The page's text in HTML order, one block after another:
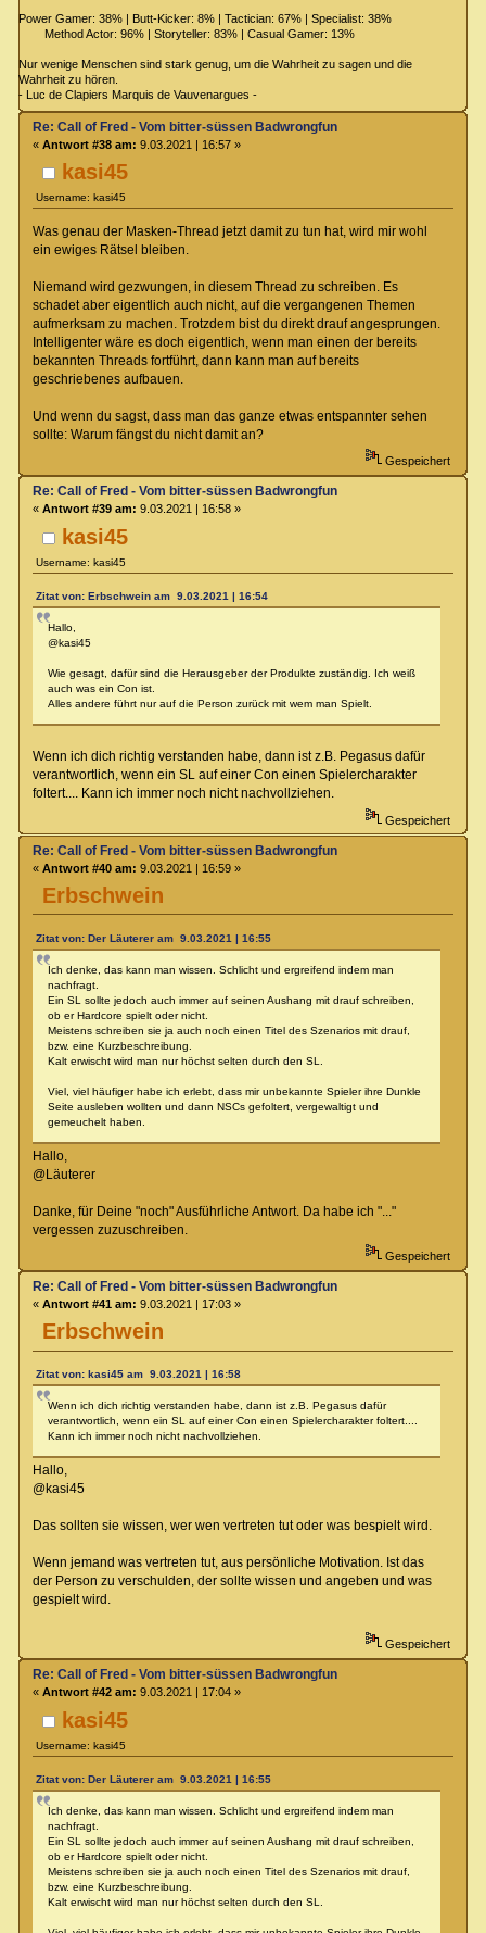
Power Gamer: 38% | Butt-Kicker: 8% | Tactician: 67% | Specialist: 38%
Method Actor: 96% | Storyteller: 83% | Casual Gamer: 13%
Nur wenige Menschen sind stark genug, um die Wahrheit zu sagen und die
Wahrheit zu hören.
- Luc de Clapiers Marquis de Vauvenargues -
kasi45
Username: kasi45
Re: Call of Fred - Vom bitter-süssen Badwrongfun
« Antwort #38 am: 9.03.2021 | 16:57 »
Was genau der Masken-Thread jetzt damit zu tun hat, wird mir wohl
ein ewiges Rätsel bleiben.
Niemand wird gezwungen, in diesem Thread zu schreiben. Es
schadet aber eigentlich auch nicht, auf die vergangenen Themen
aufmerksam zu machen. Trotzdem bist du direkt drauf angesprungen.
Intelligenter wäre es doch eigentlich, wenn man einen der bereits
bekannten Threads fortführt, dann kann man auf bereits
geschriebenes aufbauen.
Und wenn du sagst, dass man das ganze etwas entspannter sehen
sollte: Warum fängst du nicht damit an?
Gespeichert
kasi45
Username: kasi45
Re: Call of Fred - Vom bitter-süssen Badwrongfun
« Antwort #39 am: 9.03.2021 | 16:58 »
Zitat von: Erbschwein am 9.03.2021 | 16:54
Hallo,
@kasi45
Wie gesagt, dafür sind die Herausgeber der Produkte zuständig. Ich weiß
auch was ein Con ist.
Alles andere führt nur auf die Person zurück mit wem man Spielt.
Wenn ich dich richtig verstanden habe, dann ist z.B. Pegasus dafür
verantwortlich, wenn ein SL auf einer Con einen Spielercharakter
foltert.... Kann ich immer noch nicht nachvollziehen.
Gespeichert
Erbschwein
Re: Call of Fred - Vom bitter-süssen Badwrongfun
« Antwort #40 am: 9.03.2021 | 16:59 »
Zitat von: Der Läuterer am 9.03.2021 | 16:55
Ich denke, das kann man wissen. Schlicht und ergreifend indem man
nachfragt.
Ein SL sollte jedoch auch immer auf seinen Aushang mit drauf schreiben,
ob er Hardcore spielt oder nicht.
Meistens schreiben sie ja auch noch einen Titel des Szenarios mit drauf,
bzw. eine Kurzbeschreibung.
Kalt erwischt wird man nur höchst selten durch den SL.
Viel, viel häufiger habe ich erlebt, dass mir unbekannte Spieler ihre Dunkle
Seite ausleben wollten und dann NSCs gefoltert, vergewaltigt und
gemeuchelt haben.
Hallo,
@Läuterer
Danke, für Deine "noch" Ausführliche Antwort. Da habe ich "..."
vergessen zuzuschreiben.
Gespeichert
Erbschwein
Re: Call of Fred - Vom bitter-süssen Badwrongfun
« Antwort #41 am: 9.03.2021 | 17:03 »
Zitat von: kasi45 am 9.03.2021 | 16:58
Wenn ich dich richtig verstanden habe, dann ist z.B. Pegasus dafür
verantwortlich, wenn ein SL auf einer Con einen Spielercharakter foltert....
Kann ich immer noch nicht nachvollziehen.
Hallo,
@kasi45
Das sollten sie wissen, wer wen vertreten tut oder was bespielt wird.
Wenn jemand was vertreten tut, aus persönliche Motivation. Ist das
der Person zu verschulden, der sollte wissen und angeben und was
gespielt wird.
Gespeichert
kasi45
Username: kasi45
Re: Call of Fred - Vom bitter-süssen Badwrongfun
« Antwort #42 am: 9.03.2021 | 17:04 »
Zitat von: Der Läuterer am 9.03.2021 | 16:55
Ich denke, das kann man wissen. Schlicht und ergreifend indem man
nachfragt.
Ein SL sollte jedoch auch immer auf seinen Aushang mit drauf schreiben,
ob er Hardcore spielt oder nicht.
Meistens schreiben sie ja auch noch einen Titel des Szenarios mit drauf,
bzw. eine Kurzbeschreibung.
Kalt erwischt wird man nur höchst selten durch den SL.